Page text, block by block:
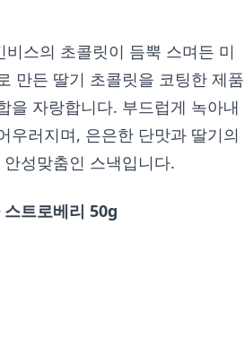
스의 초콜릿이 듬뿍 스며든 미
만든 딸기 초콜릿을 코팅한 제품
을 자랑합니다. 부드럽게 녹아내
우러지며, 은은한 단맛과 딸기의
성맞춤인 스낵입니다.
트로베리 50g